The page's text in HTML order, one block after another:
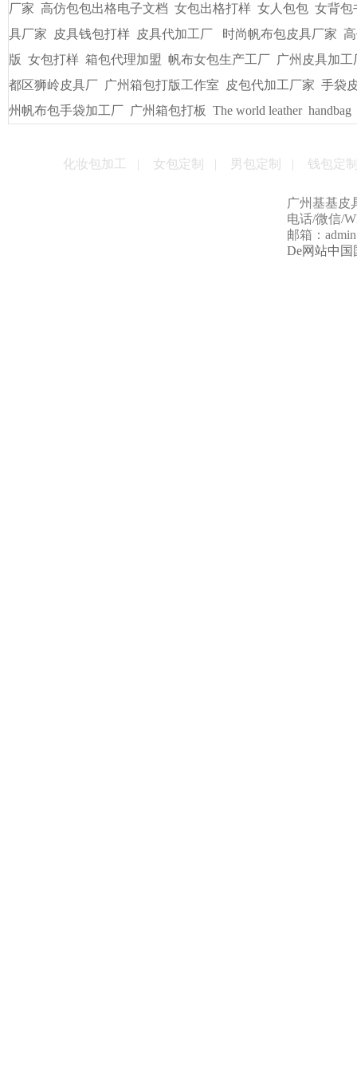
厂家 高仿包包出格电子文档 女包出格打样 女人包包 女背包
具厂家
皮具钱包打样 皮具代加工厂 时尚帆布包皮具厂家
版 女包打样 箱包代理加盟 帆布女包生产工厂 广州皮具加工
都区狮岭皮具厂 广州箱包打版工作室 皮包代加工厂家 手袋
州帆布包手袋加工厂 广州箱包打板 The world leather handbag
化妆包加工 | 女包定制 | 男包定制 | 钱包定
广州基基皮
电话/微信/
邮箱：
De网站中国